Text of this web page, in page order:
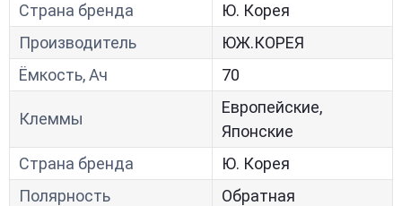
Страна бренда
Ю. Корея
Производитель
ЮЖ.КОРЕЯ
Ёмкость, Ач
70
Клеммы
Европейские,
Японские
Страна бренда
Ю. Корея
Полярность
Обратная